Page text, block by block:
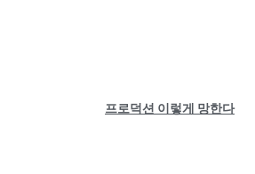
프로덕션 이렇게 망한다